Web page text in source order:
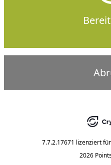
7.7.2.17671 lizenziert für
2026